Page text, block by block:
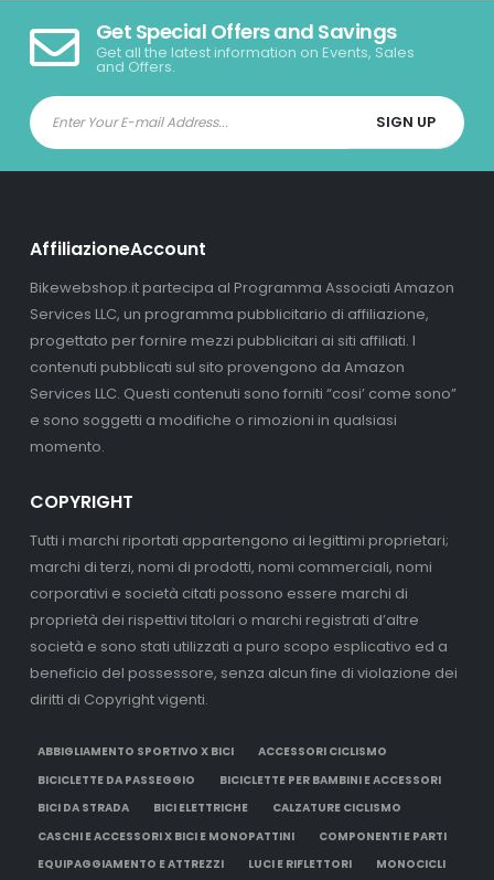
Get Special Offers and Savings
Get all the latest information on Events, Sales
and Offers.
AffiliazioneAccount
Bikewebshop.it partecipa al Programma Associati Amazon
Services LLC, un programma pubblicitario di affiliazione,
progettato per fornire mezzi pubblicitari ai siti affiliati. I
contenuti pubblicati sul sito provengono da Amazon
Services LLC. Questi contenuti sono forniti “cosi’ come sono”
e sono soggetti a modifiche o rimozioni in qualsiasi
momento.
COPYRIGHT
Tutti i marchi riportati appartengono ai legittimi proprietari;
marchi di terzi, nomi di prodotti, nomi commerciali, nomi
corporativi e società citati possono essere marchi di
proprietà dei rispettivi titolari o marchi registrati d’altre
società e sono stati utilizzati a puro scopo esplicativo ed a
beneficio del possessore, senza alcun fine di violazione dei
diritti di Copyright vigenti.
ABBIGLIAMENTO SPORTIVO X BICI
ACCESSORI CICLISMO
BICICLETTE DA PASSEGGIO
BICICLETTE PER BAMBINI E ACCESSORI
BICI DA STRADA
BICI ELETTRICHE
CALZATURE CICLISMO
CASCHI E ACCESSORI X BICI E MONOPATTINI
COMPONENTI E PARTI
EQUIPAGGIAMENTO E ATTREZZI
LUCI E RIFLETTORI MONOCICLI